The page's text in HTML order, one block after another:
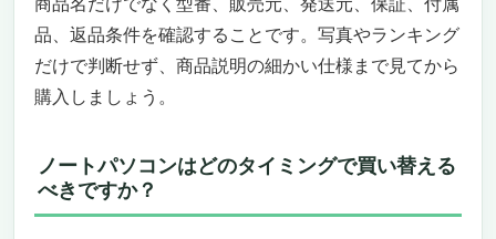
商品名だけでなく型番、販売元、発送元、保証、付属
品、返品条件を確認することです。写真やランキング
だけで判断せず、商品説明の細かい仕様まで見てから
購入しましょう。
ノートパソコンはどのタイミングで買い替える
べきですか？